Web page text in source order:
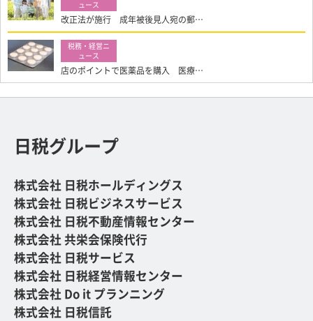
改正法が施行 成年被後見人宛の郵…
店のポイントで医薬品を購入 医療…
日税グループ
株式会社 日税ホールディングス
株式会社 日税ビジネスサービス
株式会社 日税不動産情報センター
株式会社 共栄会保険代行
株式会社 日税サービス
株式会社 日税経営情報センター
株式会社 Do it プランニング
株式会社 日税信託